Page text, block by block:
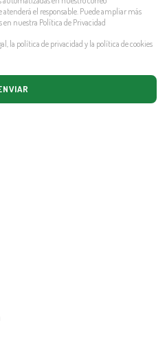
atenderá el responsable. Puede ampliar más
en nuestra Política de Privacidad
la política de privacidad y la política de cookies